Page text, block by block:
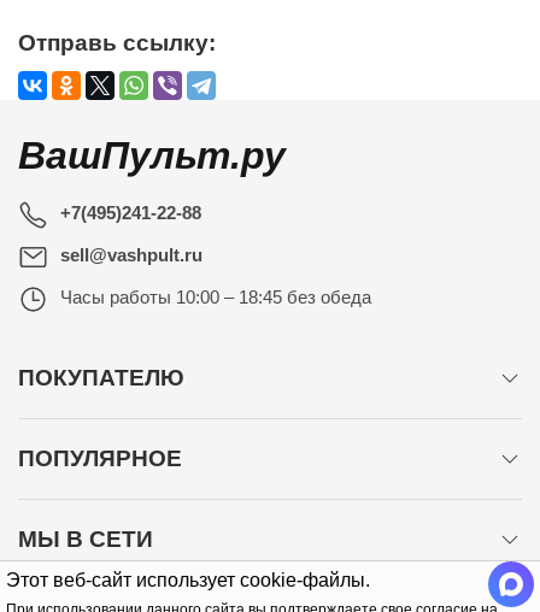
Этот веб-сайт использует cookie-файлы.
Отправь ссылку:
ВашПульт.ру
+7(495)241-22-88
sell@vashpult.ru
Часы работы 10:00 – 18:45 без обеда
ПОКУПАТЕЛЮ
ПОПУЛЯРНОЕ
МЫ В СЕТИ